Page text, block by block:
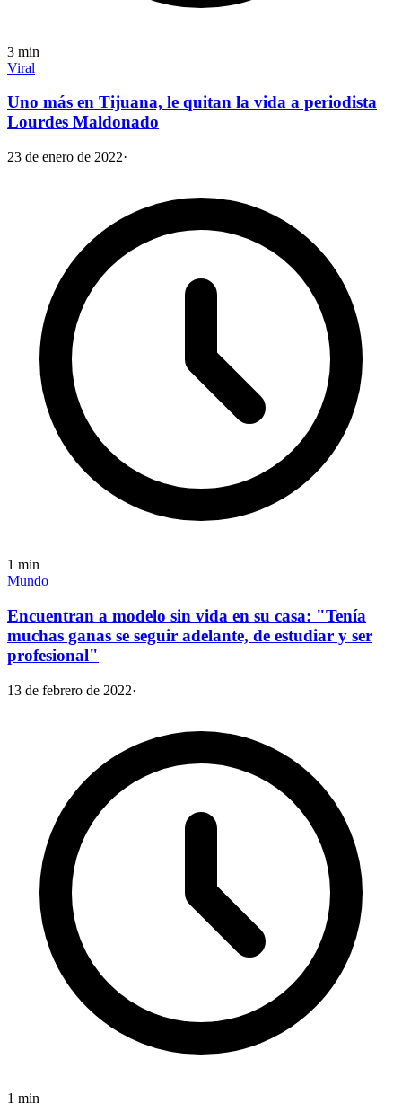
3 min
Viral
Uno más en Tijuana, le quitan la vida a periodista
Lourdes Maldonado
23 de enero de 2022·
1 min
Mundo
Encuentran a modelo sin vida en su casa: "Tenía
muchas ganas se seguir adelante, de estudiar y ser
profesional"
13 de febrero de 2022·
1 min